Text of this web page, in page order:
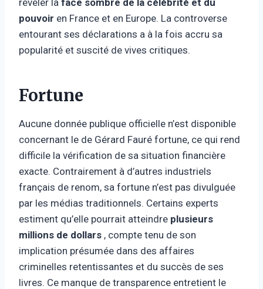
pouvoir en France et en Europe. La controverse
entourant ses déclarations a à la fois accru sa
popularité et suscité de vives critiques.
Fortune
Aucune donnée publique officielle n’est disponible
concernant le de Gérard Fauré fortune, ce qui rend
difficile la vérification de sa situation financière
exacte. Contrairement à d’autres industriels
français de renom, sa fortune n’est pas divulguée
par les médias traditionnels. Certains experts
estiment qu’elle pourrait atteindre plusieurs
millions de dollars , compte tenu de son
implication présumée dans des affaires
criminelles retentissantes et du succès de ses
livres. Ce manque de transparence entretient le